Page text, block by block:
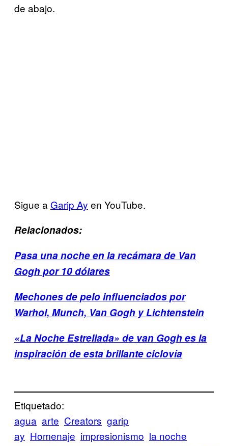
de abajo.
Sigue a Garip Ay en YouTube.
Relacionados:
Pasa una noche en la recámara de Van
Gogh por 10 dólares
Mechones de pelo influenciados por
Warhol, Munch, Van Gogh y Lichtenstein
«La Noche Estrellada» de van Gogh es la
inspiración de esta brillante ciclovía
Etiquetado:
agua arte Creators garip
ay Homenaje impresionismo la noche